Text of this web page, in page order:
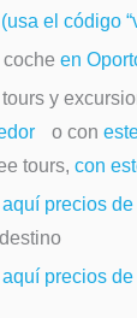
el código
en
y
o con
tours, con
aquí precios
aquí precios